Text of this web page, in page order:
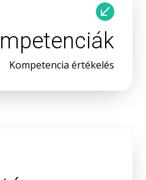

Kompetencia értékelés